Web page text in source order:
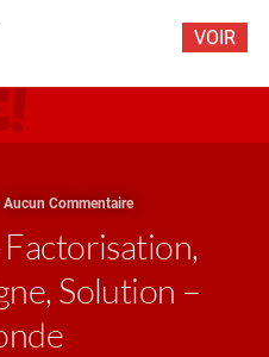
Aucun Commentaire
Solution –
VOIR